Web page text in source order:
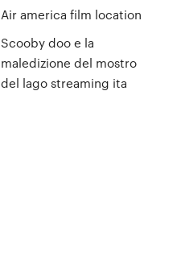
Air america film location
Scooby doo e la
maledizione del mostro
del lago streaming ita